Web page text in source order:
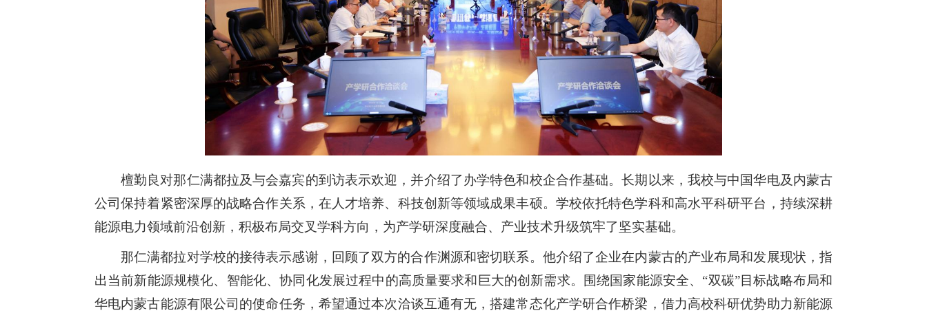
檀勤良对那仁满都拉及与会嘉宾的到访表示欢迎，并介绍了办学特色和校企合作基础。长期以来，我校与中国华电及内蒙古
公司保持着紧密深厚的战略合作关系，在人才培养、科技创新等领域成果丰硕。学校依托特色学科和高水平科研平台，持续深耕
能源电力领域前沿创新，积极布局交叉学科方向，为产学研深度融合、产业技术升级筑牢了坚实基础。
那仁满都拉对学校的接待表示感谢，回顾了双方的合作渊源和密切联系。他介绍了企业在内蒙古的产业布局和发展现状，指
出当前新能源规模化、智能化、协同化发展过程中的高质量要求和巨大的创新需求。围绕国家能源安全、“双碳”目标战略布局和
华电内蒙古能源有限公司的使命任务，希望通过本次洽谈互通有无，搭建常态化产学研合作桥梁，借力高校科研优势助力新能源